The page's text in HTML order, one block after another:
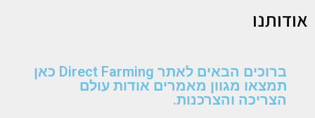
אודותנו
ברוכים הבאים לאתר Direct Farming כאן
תמצאו מגוון מאמרים אודות עולם
הצריכה והצרכנות.